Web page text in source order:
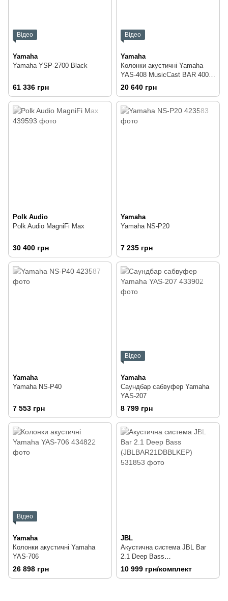
Відео
Yamaha
Yamaha YSP-2700 Black
61 336 грн
Відео
Yamaha
Колонки акустичні Yamaha
YAS-408 MusicCast BAR 400
Black
20 640 грн
Polk Audio
Polk Audio MagniFi Max
30 400 грн
Yamaha
Yamaha NS-P20
7 235 грн
Yamaha
Yamaha NS-P40
7 553 грн
Відео
Yamaha
Саундбар сабвуфер Yamaha
YAS-207
8 799 грн
Відео
Yamaha
Колонки акустичні Yamaha
YAS-706
26 898 грн
JBL
Акустична система JBL Bar
2.1 Deep Bass
(JBLBAR21DBBLKEP)
10 999 грн/комплект